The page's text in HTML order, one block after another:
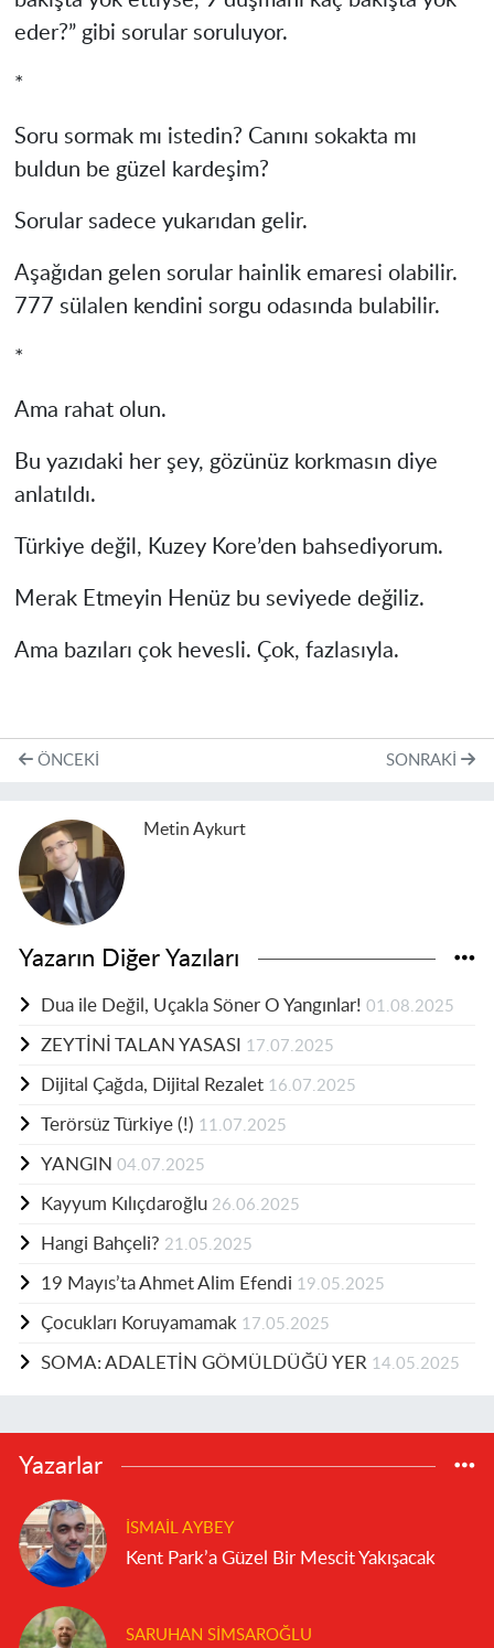
eder?” gibi sorular soruluyor.
*
Soru sormak mı istedin? Canını sokakta mı
buldun be güzel kardeşim?
Sorular sadece yukarıdan gelir.
Aşağıdan gelen sorular hainlik emaresi olabilir.
777 sülalen kendini sorgu odasında bulabilir.
*
Ama rahat olun.
Bu yazıdaki her şey, gözünüz korkmasın diye
anlatıldı.
Türkiye değil, Kuzey Kore’den bahsediyorum.
Merak Etmeyin Henüz bu seviyede değiliz.
Ama bazıları çok hevesli. Çok, fazlasıyla.
ÖNCEKI SONRAKI
Metin Aykurt
Yazarın Diğer Yazıları
Dua ile Değil, Uçakla Söner O Yangınlar! 01.08.2025
ZEYTİNİ TALAN YASASI 17.07.2025
Dijital Çağda, Dijital Rezalet 16.07.2025
Terörsüz Türkiye (!) 11.07.2025
YANGIN 04.07.2025
Kayyum Kılıçdaroğlu 26.06.2025
Hangi Bahçeli? 21.05.2025
19 Mayıs’ta Ahmet Alim Efendi 19.05.2025
Çocukları Koruyamamak 17.05.2025
SOMA: ADALETİN GÖMÜLDÜĞÜ YER 14.05.2025
Yazarlar
İSMAIL AYBEY
Kent Park’a Güzel Bir Mescit Yakışacak
SARUHAN SIMSAROĞLU